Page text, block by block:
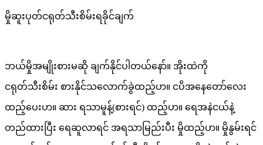
မှိုဆူးပုတ်ငရုတ်သီးစိမ်းရခိုင်ချက်
ဘယ်မှိုအမျိုးစားမဆို ချက်နိုင်ပါတယ်နော်။ အိုးထဲကို
ငရုတ်သီးစိမ်း စားနိုင်သလောက်ခွဲထည့်ပာ။ ငပိအနေတော်လေး
ထည့်ပေးပာ။ ဆား ရသာမူန့်(စားရင်) ထည့်ပာ။ ရေအနဲငယ်နဲ့
တည်ထားပြီး ရေဆူလာရင် အရသာမြည်းပီး မှိုထည့်ပာ။ မှိုနွမ်းရင်